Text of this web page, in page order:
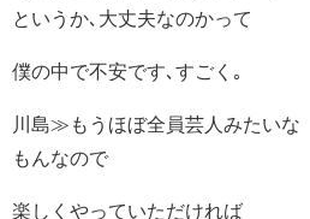
というか､大丈夫なのかって
僕の中で不安です､すごく｡
川島≫もうほぼ全員芸人みたいな
もんなので
楽しくやっていただければ